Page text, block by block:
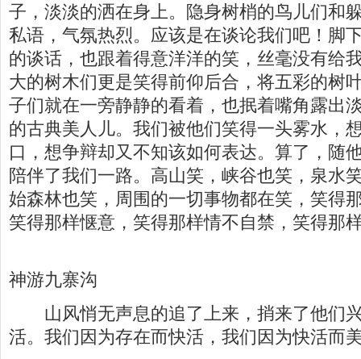
子，淡淡的洒在身上。隐身树梢的鸟儿们和
私语，气氛热烈。应该是在谈论我们吧！脚
的谈话，也跟着得意洋洋的笑，丝毫没有给
大的树木们更是笑得前仰后合，将五彩的树
子们就在一旁静静的看着，也抿着嘴角露出
的古典美人儿。我们被他们笑得一头雾水，
口，想争辩却又不知该如何表达。算了，随
陪伴了我们一路。高山笑，峡谷也笑，泉水
始森林也笑，周围的一切事物都在笑，笑得
笑得那样惬意，笑得那样情不自禁，笑得那
神游九寨沟
山风悄无声息的追了上来，捎来了他们
活。我们因为存在而快活，我们因为快活而